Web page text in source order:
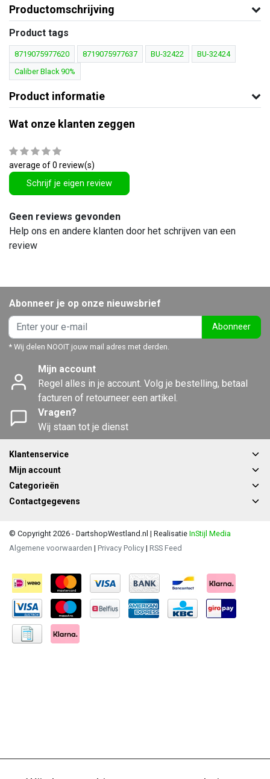
Productomschrijving
Product tags
8719075977620 8719075977637 BU-32422
BU-32424
Caliber Black 90%
Product informatie
Wat onze klanten zeggen
average of 0 review(s)
Schrijf je eigen review
Geen reviews gevonden
Help ons en andere klanten door het schrijven van een
review
Abonneer je op onze nieuwsbrief
Abonneer
* Wij delen NOOIT jouw mail adres met derden.
Mijn account
Regel alles in je account. Volg je bestelling, betaal
facturen of retourneer een artikel.
Vragen?
Wij staan tot je dienst
Klantenservice
Mijn account
Categorieën
Contactgegevens
© Copyright 2026 - DartshopWestland.nl | Realisatie InStijl Media
Algemene voorwaarden | Privacy Policy | RSS Feed